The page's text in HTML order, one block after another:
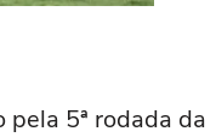
5ª rodada da